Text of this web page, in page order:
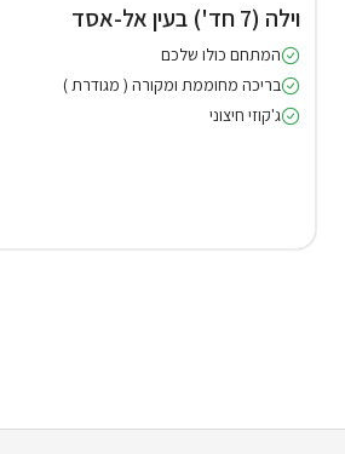
וילה (7 חד') בעין אל-אסד
המתחם כולו שלכם
בריכה מחוממת ומקורה ( מגודרת )
ג'קוזי חיצוני